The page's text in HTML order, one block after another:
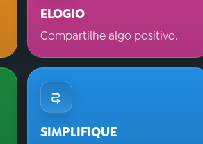
ELOGIO
Compartilhe algo positivo.
SIMPLIFIQUE